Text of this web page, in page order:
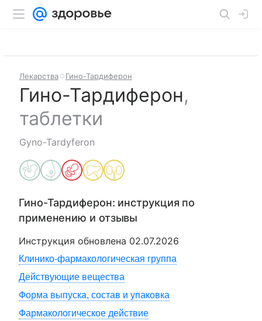
Лекарства Гино-Тардиферон
Гино-Тардиферон,
таблетки
Gyno-Tardyferon
Гино-Тардиферон: инструкция по
применению и отзывы
Инструкция обновлена 02.07.2026
Клинико-фармакологическая группа
Действующие вещества
Форма выпуска, состав и упаковка
Фармакологическое действие